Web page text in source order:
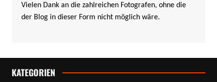
Vielen Dank an die zahlreichen Fotografen, ohne die
der Blog in dieser Form nicht möglich wäre.
KATEGORIEN